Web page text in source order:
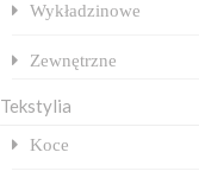
Wykładzinowe
Zewnętrzne
Tekstylia
Koce